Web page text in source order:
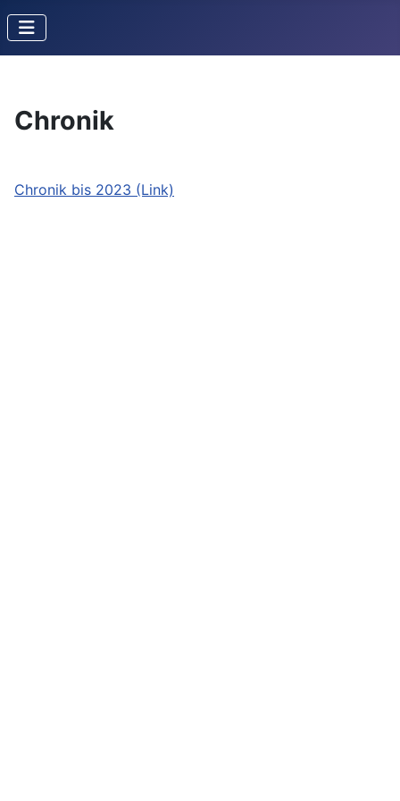
Chronik
Chronik bis 2023 (Link)